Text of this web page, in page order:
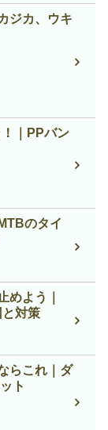
ジカ、ウキ
｜PPバン
のタイ
めよう｜
対策
らこれ｜ダ
ト